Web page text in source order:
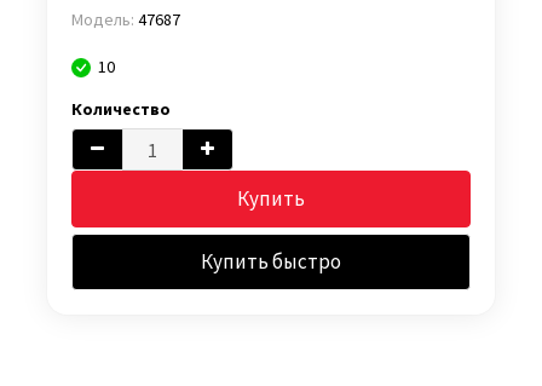
Модель: 47687
10
Количество
Купить
Купить быстро